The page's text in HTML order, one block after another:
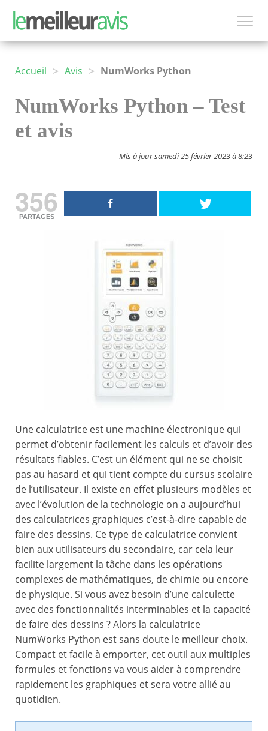
Accueil > Avis > NumWorks Python
NumWorks Python – Test
et avis
Mis à jour samedi 25 février 2023 à 8:23
356
PARTAGES
Une calculatrice est une machine électronique qui
permet d’obtenir facilement les calculs et d’avoir des
résultats fiables. C’est un élément qui ne se choisit
pas au hasard et qui tient compte du cursus scolaire
de l’utilisateur. Il existe en effet plusieurs modèles et
avec l’évolution de la technologie on a aujourd’hui
des calculatrices graphiques c’est-à-dire capable de
faire des dessins. Ce type de calculatrice convient
bien aux utilisateurs du secondaire, car cela leur
facilite largement la tâche dans les opérations
complexes de mathématiques, de chimie ou encore
de physique. Si vous avez besoin d’une calculette
avec des fonctionnalités interminables et la capacité
de faire des dessins ? Alors la calculatrice
NumWorks Python est sans doute le meilleur choix.
Compact et facile à emporter, cet outil aux multiples
formules et fonctions va vous aider à comprendre
rapidement les graphiques et sera votre allié au
quotidien.